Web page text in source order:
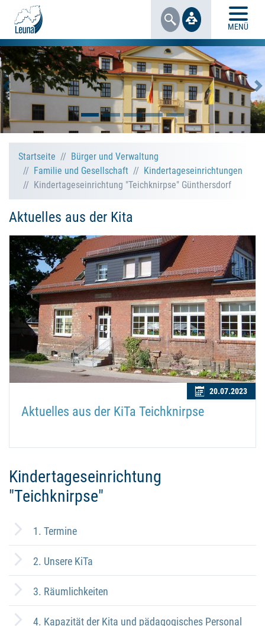
MENÜ
Vorheriges Bild
Startseite
Bürger und Verwaltung
Familie und Gesellschaft
Kindertageseinrichtungen
Kindertageseinrichtung "Teichknirpse" Günthersdorf
Aktuelles aus der Kita
Aktuelles aus der KiTa Teichknirpse
20.07.2023
Kindertageseinrichtung
"Teichknirpse"
1. Termine
2. Unsere KiTa
3. Räumlichkeiten
4. Kapazität der Kita und pädagogisches Personal